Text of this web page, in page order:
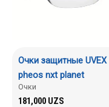
Очки защитные UVEX
pheos nxt planet
Очки
181,000 UZS